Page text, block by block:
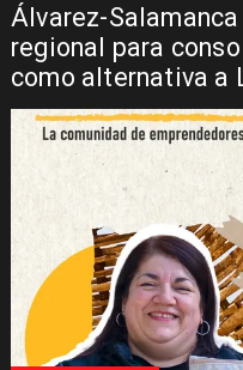
Álvarez-
regional para
como alternativa a